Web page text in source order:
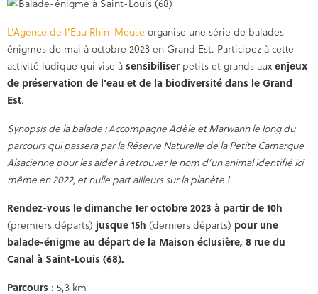
L’Agence de l’Eau Rhin-Meuse organise une série de balades-
énigmes de mai à octobre 2023 en Grand Est. Participez à cette
activité ludique qui vise àsensibiliserpetits et grands auxenjeux
de préservation de l’eau et de la biodiversité dans le Grand
Est.
Synopsis de la balade : Accompagne Adèle et Marwann le long du
parcours qui passera par la Réserve Naturelle de la Petite Camargue
Alsacienne pour les aider à retrouver le nom d’un animal identifié ici
même en 2022, et nulle part ailleurs sur la planète !
Rendez-vous le dimanche 1er octobre 2023 à partir de 10h
(premiers départs) jusque 15h (derniers départs) pour une
balade-énigme au départ de la Maison éclusière, 8 rue du
Canal à Saint-Louis (68).
Parcours : 5,3 km